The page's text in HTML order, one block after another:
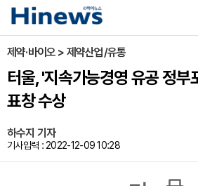
제약·바이오 > 제약산업/유통
터울, '지속가능경영 유공 정부
표창 수상
하수지 기자
기사입력 : 2022-12-09 10:28